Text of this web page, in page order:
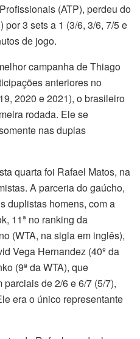
(ATP), perdeu do
por 3 sets a 1 (3/6, 3/6, 7/5 e
de jogo.
campanha de Thiago
anteriores no
2020 e 2021), o brasileiro
rodada. Ele se
nas duplas
quarta foi Rafael Matos, na
A parceria do gaúcho,
duplistas homens, com a
11ª no ranking da
(WTA, na sigla em inglês),
Vega Hernandez (40º da
(9ª da WTA), que
de 2/6 e 6/7 (5/7),
era o único representante